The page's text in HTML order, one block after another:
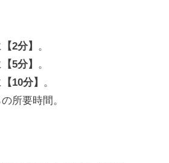
【2分】 。
【5分】 。
【10分】 。
所要時間。